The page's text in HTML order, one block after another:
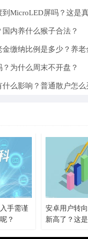
MicroLED屏吗？这是
内养什么猴子合法？
缴纳比例是多少？养老
为什么周末不开盘？
么影响？普通散户怎么
手需谨
？
安卓用户转
新高了？这